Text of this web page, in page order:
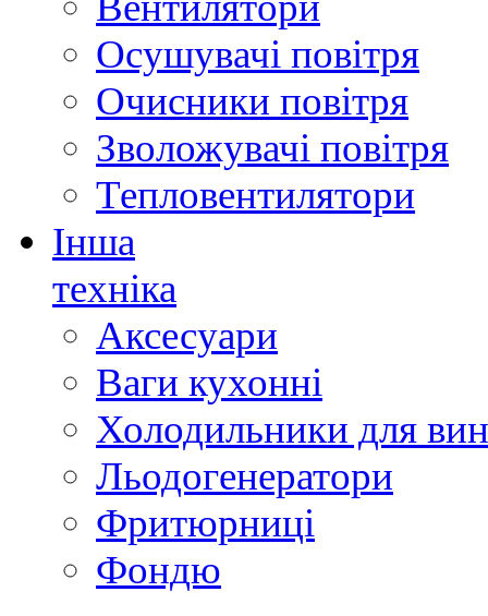
Осушувачі повітря
Очисники повітря
Зволожувачі повітря
Тепловентилятори
Інша
техніка
Аксесуари
Ваги кухонні
Холодильники для
Льодогенератори
Фритюрниці
Фондю